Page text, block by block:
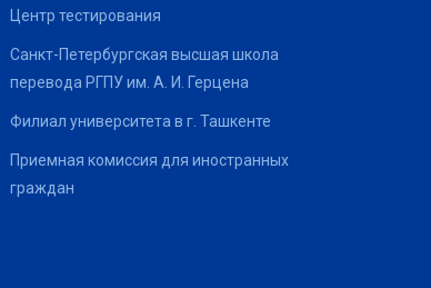
Центр тестирования
Санкт-Петербургская высшая школа
перевода РГПУ им. А. И. Герцена
Филиал университета в г. Ташкенте
Приемная комиссия для иностранных
граждан